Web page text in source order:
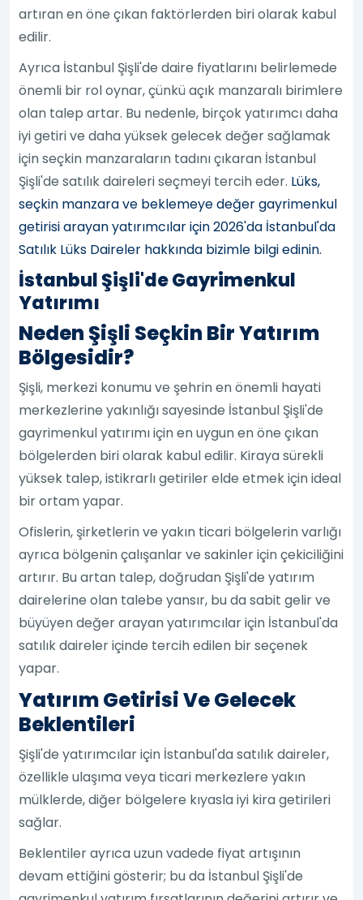
artıran en öne çıkan faktörlerden biri olarak kabul
edilir.
Ayrıca İstanbul Şişli'de daire fiyatlarını belirlemede
önemli bir rol oynar, çünkü açık manzaralı birimlere
olan talep artar. Bu nedenle, birçok yatırımcı daha
iyi getiri ve daha yüksek gelecek değer sağlamak
için seçkin manzaraların tadını çıkaran İstanbul
Şişli'de satılık daireleri seçmeyi tercih eder. Lüks,
seçkin manzara ve beklemeye değer gayrimenkul
getirisi arayan yatırımcılar için 2026'da İstanbul'da
Satılık Lüks Daireler hakkında bizimle bilgi edinin.
İstanbul Şişli'de Gayrimenkul
Yatırımı
Neden Şişli Seçkin Bir Yatırım
Bölgesidir?
Şişli, merkezi konumu ve şehrin en önemli hayati
merkezlerine yakınlığı sayesinde İstanbul Şişli'de
gayrimenkul yatırımı için en uygun en öne çıkan
bölgelerden biri olarak kabul edilir. Kiraya sürekli
yüksek talep, istikrarlı getiriler elde etmek için ideal
bir ortam yapar.
Ofislerin, şirketlerin ve yakın ticari bölgelerin varlığı
ayrıca bölgenin çalışanlar ve sakinler için çekiciliğini
artırır. Bu artan talep, doğrudan Şişli'de yatırım
dairelerine olan talebe yansır, bu da sabit gelir ve
büyüyen değer arayan yatırımcılar için İstanbul'da
satılık daireler içinde tercih edilen bir seçenek
yapar.
Yatırım Getirisi Ve Gelecek
Beklentileri
Şişli'de yatırımcılar için İstanbul'da satılık daireler,
özellikle ulaşıma veya ticari merkezlere yakın
mülklerde, diğer bölgelere kıyasla iyi kira getirileri
sağlar.
Beklentiler ayrıca uzun vadede fiyat artışının
devam ettiğini gösterir; bu da İstanbul Şişli'de